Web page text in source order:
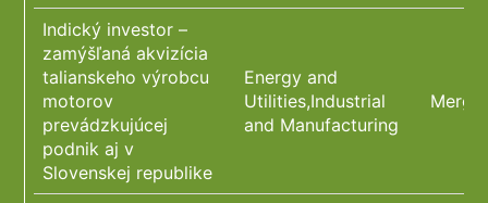
Indický investor –
zamýšľaná akvizícia
talianskeho výrobcu
motorov
prevádzkujúcej
podnik aj v
Slovenskej republike
Energy and
Utilities,Industrial
and Manufacturing